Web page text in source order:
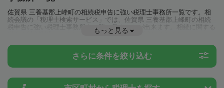
佐賀県 三養基郡上峰町の相続税申告に強い税理士事務所一覧です。相
続会議の「税理士検索サービス」では、佐賀県 三養基郡上峰町の相続
税申告に強い税理士事務所を一覧で見ることが出来ます。相続に関する
税金や特例制度のことは一度近隣の税理士に相談してみましょう。
もっと見る
さらに条件を絞り込む